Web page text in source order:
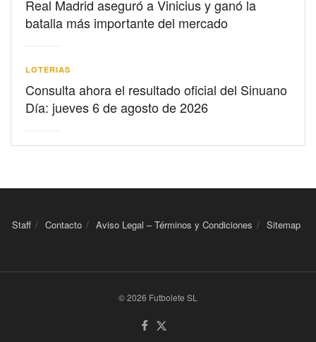
Real Madrid aseguró a Vinicius y ganó la
batalla más importante del mercado
LOTERIAS
Consulta ahora el resultado oficial del Sinuano
Día: jueves 6 de agosto de 2026
Staff Contacto Aviso Legal – Términos y Condiciones Sitemap
© 2026 Futbolete SL